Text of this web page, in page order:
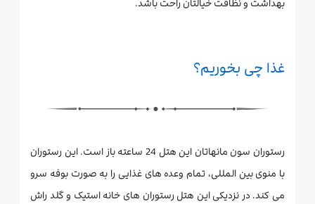
غذا چی بخوریم؟
رستوران سون مانهاتان این هتل 24 ساعته باز است. این رستوران
با منوی بین المللی، تمام وعده های غذایی را به صورت بوفه سرو
می کند. در نزدیکی این هتل رستوران های خانه استیک و گلد راش